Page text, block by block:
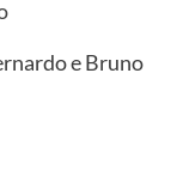
e Bruno